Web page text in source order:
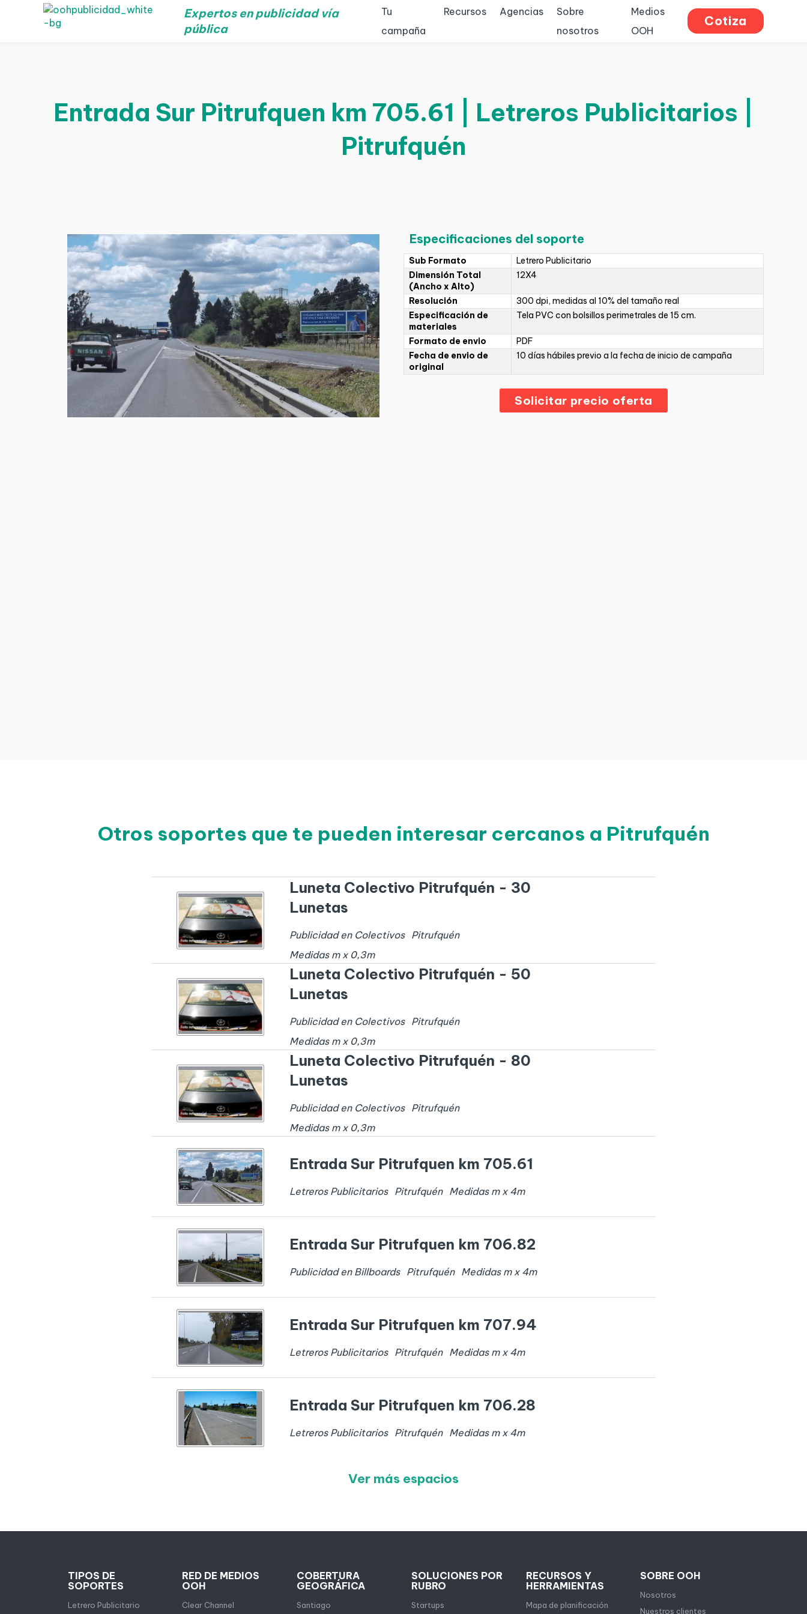
Expertos en publicidad vía
pública
Tu
campaña
Recursos Agencias
Sobre
nosotros
Medios
OOH
Cotiza
Entrada Sur Pitrufquen km 705.61 | Letreros Publicitarios |
Pitrufquén
Especificaciones del soporte
Sub Formato
Letrero Publicitario
Dimensión Total
(Ancho x Alto)
12X4
Resolución
300 dpi, medidas al 10% del tamaño real
Especificación de
materiales
Tela PVC con bolsillos perimetrales de 15 cm.
Formato de envio
PDF
Fecha de envio de
original
10 días hábiles previo a la fecha de inicio de campaña
Solicitar precio oferta
Otros soportes que te pueden interesar cercanos a Pitrufquén
Luneta Colectivo Pitrufquén - 30
Lunetas
Publicidad en Colectivos Pitrufquén
Medidas m x 0,3m
Luneta Colectivo Pitrufquén - 50
Lunetas
Publicidad en Colectivos Pitrufquén
Medidas m x 0,3m
Luneta Colectivo Pitrufquén - 80
Lunetas
Publicidad en Colectivos Pitrufquén
Medidas m x 0,3m
Entrada Sur Pitrufquen km 705.61
Letreros Publicitarios Pitrufquén Medidas m x 4m
Entrada Sur Pitrufquen km 706.82
Publicidad en Billboards Pitrufquén Medidas m x 4m
Entrada Sur Pitrufquen km 707.94
Letreros Publicitarios Pitrufquén Medidas m x 4m
Entrada Sur Pitrufquen km 706.28
Letreros Publicitarios Pitrufquén Medidas m x 4m
Ver más espacios
TIPOS DE
SOPORTES
Letrero Publicitario
RED DE MEDIOS
OOH
Clear Channel
COBERTURA
GEOGRÁFICA
Santiago
SOLUCIONES POR
RUBRO
Startups
RECURSOS Y
HERRAMIENTAS
Mapa de planificación
SOBRE OOH
Nosotros
Nuestros clientes